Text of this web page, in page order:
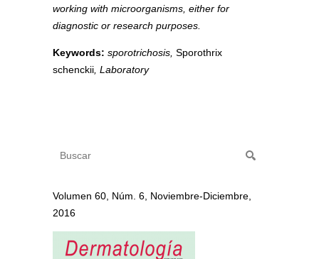
working with microorganisms, either for
diagnostic or research purposes.
Keywords: sporotrichosis, Sporothrix
schenckii , Laboratory
Volumen 60, Núm. 6, Noviembre-Diciembre,
2016